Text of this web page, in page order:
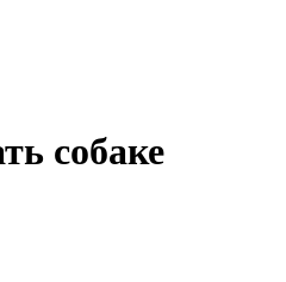
собаке